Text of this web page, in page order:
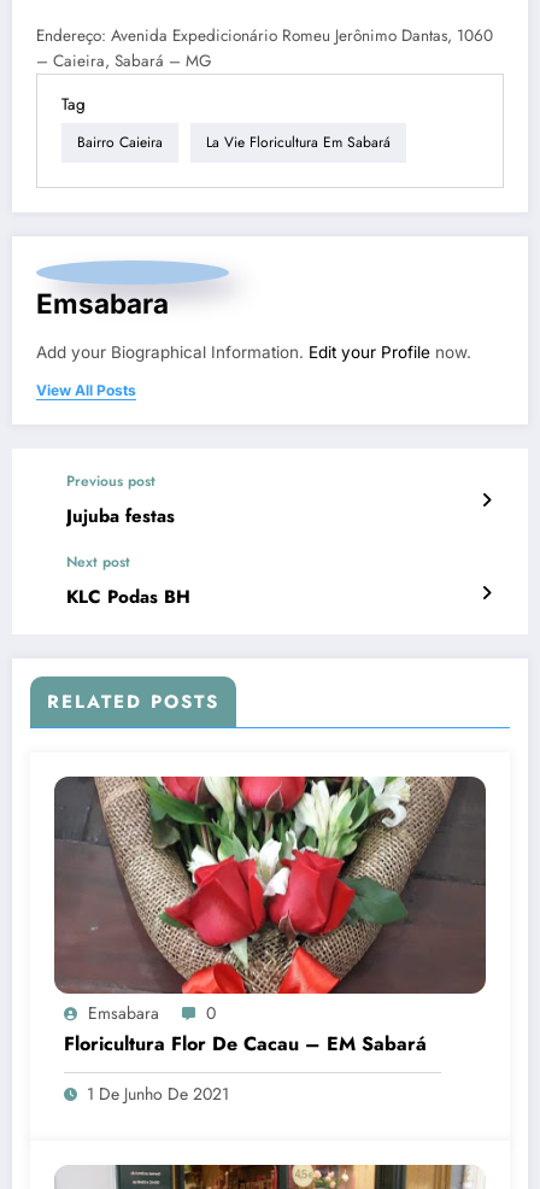
Endereço: Avenida Expedicionário Romeu Jerônimo Dantas, 1060
– Caieira, Sabará – MG
Tag
Bairro Caieira La Vie Floricultura Em Sabará
Emsabara
Add your Biographical Information. Edit your Profile now.
View All Posts
Previous post
Jujuba festas
Next post
KLC Podas BH
RELATED POSTS
Emsabara 0
Floricultura Flor De Cacau – EM Sabará
1 De Junho De 2021